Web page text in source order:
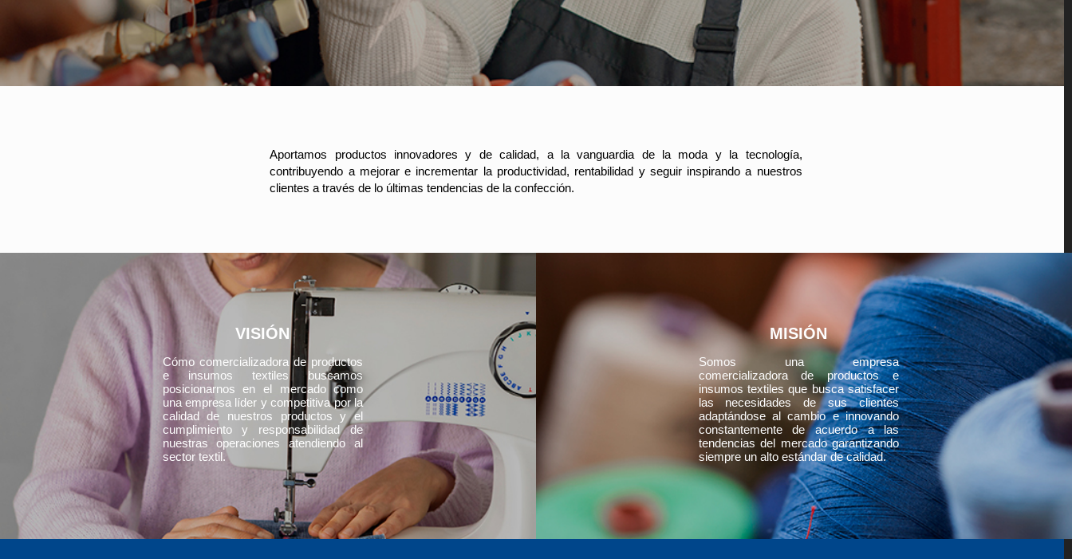
Aportamos productos innovadores y de calidad, a la vanguardia de la moda y la tecnología,
contribuyendo a mejorar e incrementar la productividad, rentabilidad y seguir inspirando a nuestros
clientes a través de lo últimas tendencias de la confección.
VISIÓN
Cómo comercializadora de productos
e insumos textiles buscamos
posicionarnos en el mercado como
una empresa líder y competitiva por la
calidad de nuestros productos y el
cumplimiento y responsabilidad de
nuestras operaciones atendiendo al
sector textil.
MISIÓN
Somos una empresa
comercializadora de productos e
insumos textiles que busca satisfacer
las necesidades de sus clientes
adaptándose al cambio e innovando
constantemente de acuerdo a las
tendencias del mercado garantizando
siempre un alto estándar de calidad.